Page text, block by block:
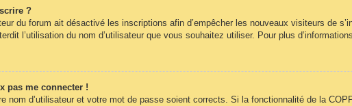
?
du forum ait désactivé les inscriptions afin d’empêcher les nouveaux visiteurs de
l’utilisation du nom d’utilisateur que vous souhaitez utiliser. Pour plus
pas me connecter !
nom d’utilisateur et votre mot de passe soient corrects. Si la fonctionnalité de la